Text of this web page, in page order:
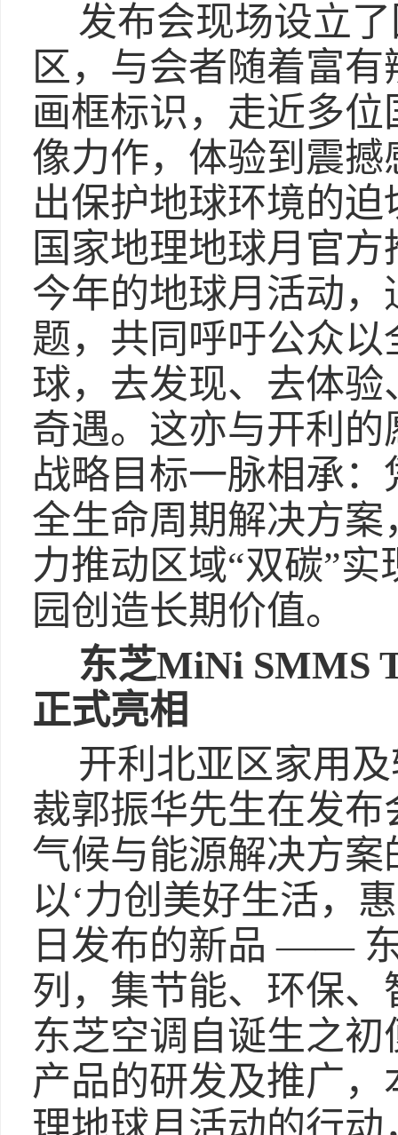
发布会现场设立
区，与会者随着富
画框标识，走近多
像力作，体验到震
出保护地球环境的迫
国家地理地球月官
今年的地球月活动，
题，共同呼吁公众
球，去发现、去体
奇遇。这亦与开利
战略目标一脉相承
全生命周期解决方
力推动区域“双碳”
园创造长期价值。
东芝MiNi SMMS
正式亮相
开利北亚区家用
裁郭振华先生在发
气候与能源解决方
以‘力创美好生活，
日发布的新品 ——
列，集节能、环保
东芝空调自诞生之
产品的研发及推广